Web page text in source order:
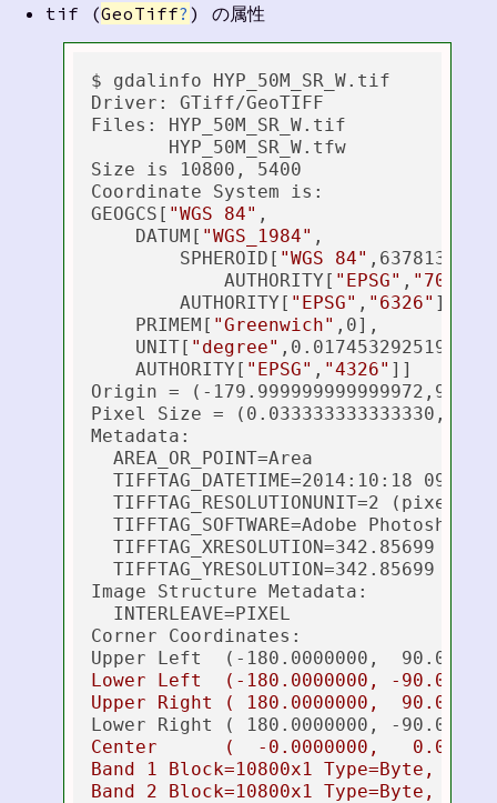
tif (GeoTiff? ) の属性
$ gdalinfo HYP_50M_SR_W.tif
Driver: GTiff/GeoTIFF
Files: HYP_50M_SR_W.tif
       HYP_50M_SR_W.tfw
Size is 10800, 5400
Coordinate System is:
GEOGCS[ "WGS 84" ,
    DATUM[
"WGS_1984" ,
        SPHEROID[
"WGS 84"
            AUTHORITY[
"EPSG" , "7030"
        AUTHORITY[
"EPSG" , "6326" ]],
    PRIMEM[
"Greenwich" ,0],
    UNIT[
"degree"
    AUTHORITY[
"EPSG" , "4326" ]]
Origin = (-
Pixel Size = (0.033333333333330,-
Metadata:
  AREA_OR_POINT=Area
TIFFTAG_DATETIME=2014:10:18
TIFFTAG_RESOLUTIONUNIT=2 (pixels/
TIFFTAG_SOFTWARE=Adobe Photoshop
  TIFFTAG_XRESOLUTION=342.85699
  TIFFTAG_YRESOLUTION=342.85699
Image Structure Metadata:
  INTERLEAVE=PIXEL
Corner Coordinates:
Upper Left  (-180.0000000,
Lower Left  (-180.0000000, -
Upper Right ( 180.0000000,
Lower Right ( 180.0000000, -
Center      (  -0.0000000,
Band 1 Block=10800x1 Type=Byte,
Band 2 Block=10800x1 Type=Byte,